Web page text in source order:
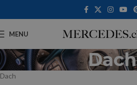
MENU
Dach
Dach